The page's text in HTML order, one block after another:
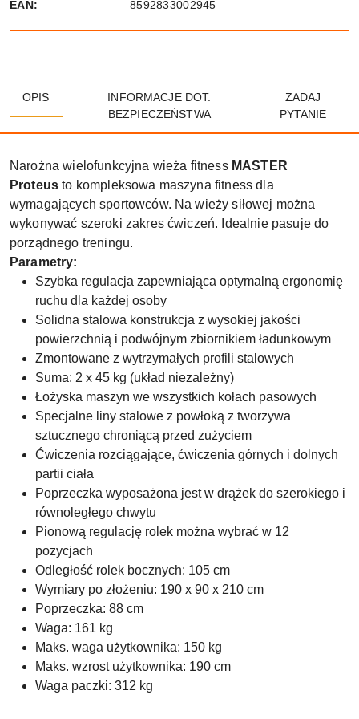
EAN: 8592833002945
OPIS
INFORMACJE DOT.
BEZPIECZEŃSTWA
ZADAJ
PYTANIE
Narożna wielofunkcyjna wieża fitness MASTER
Proteus to kompleksowa maszyna fitness dla
wymagających sportowców. Na wieży siłowej można
wykonywać szeroki zakres ćwiczeń. Idealnie pasuje do
porządnego treningu.
Parametry:
Szybka regulacja zapewniająca optymalną ergonomię
ruchu dla każdej osoby
Solidna stalowa konstrukcja z wysokiej jakości
powierzchnią i podwójnym zbiornikiem ładunkowym
Zmontowane z wytrzymałych profili stalowych
Suma: 2 x 45 kg (układ niezależny)
Łożyska maszyn we wszystkich kołach pasowych
Specjalne liny stalowe z powłoką z tworzywa
sztucznego chroniącą przed zużyciem
Ćwiczenia rozciągające, ćwiczenia górnych i dolnych
partii ciała
Poprzeczka wyposażona jest w drążek do szerokiego i
równoległego chwytu
Pionową regulację rolek można wybrać w 12
pozycjach
Odległość rolek bocznych: 105 cm
Wymiary po złożeniu: 190 x 90 x 210 cm
Poprzeczka: 88 cm
Waga: 161 kg
Maks. waga użytkownika: 150 kg
Maks. wzrost użytkownika: 190 cm
Waga paczki: 312 kg